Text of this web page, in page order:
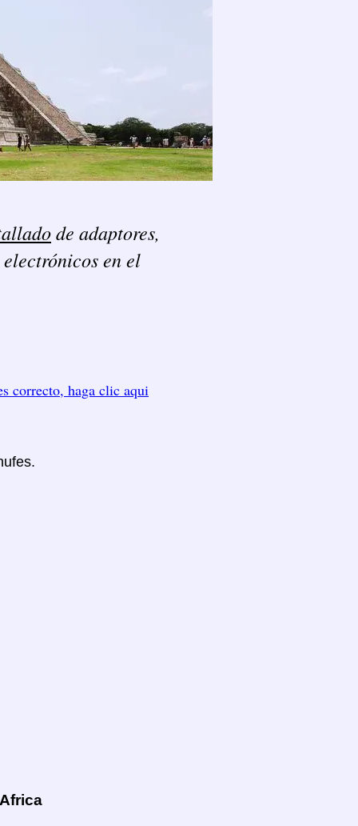
de adaptores,
en el
correcto, haga clic aqui
Africa